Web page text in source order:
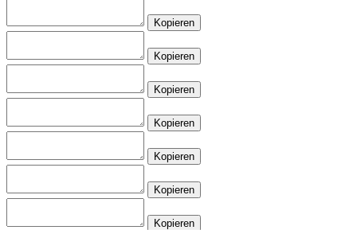
Kopieren
Kopieren
Kopieren
Kopieren
Kopieren
Kopieren
Kopieren